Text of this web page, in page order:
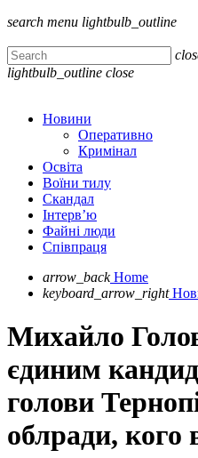
search menu lightbulb_outline
lightbulb_outline close
Новини
Оперативно
Кримінал
Освіта
Воїни тилу
Скандал
Інтерв’ю
Файні люди
Співпраця
arrow_back Home
keyboard_arrow_right
Михайло
єдиним
голови
облради, кого